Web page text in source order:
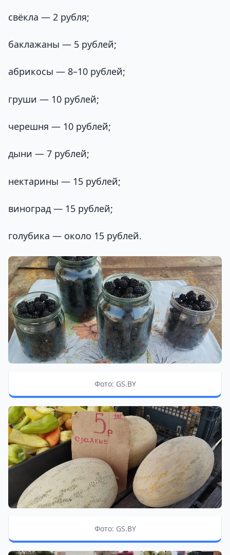
свёкла — 2 рубля;
баклажаны — 5 рублей;
абрикосы — 8–10 рублей;
груши — 10 рублей;
черешня — 10 рублей;
дыни — 7 рублей;
нектарины — 15 рублей;
виноград — 15 рублей;
голубика — около 15 рублей.
Фото: GS.BY
Фото: GS.BY